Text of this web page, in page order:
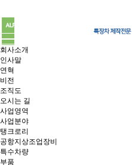
회사소개
인사말
연혁
비전
조직도
오시는 길
사업영역
사업분야
탱크로리
공항지상조업장비
특수차량
부품